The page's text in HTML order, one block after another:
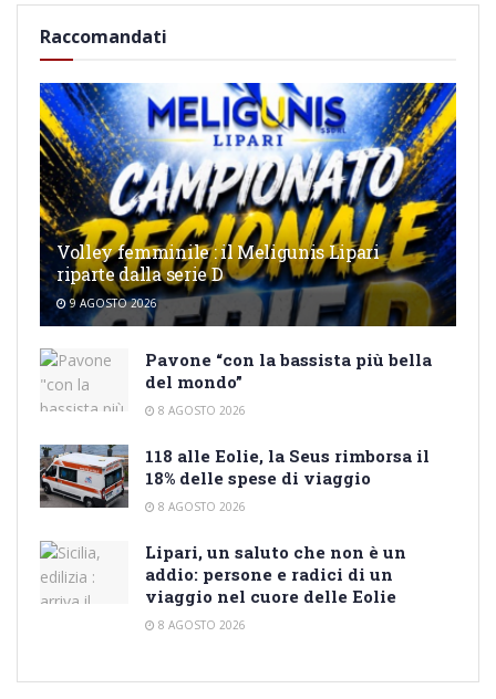
Raccomandati
Volley femminile : il Meligunis Lipari
riparte dalla serie D
9 AGOSTO 2026
Pavone “con la bassista più bella
del mondo”
8 AGOSTO 2026
118 alle Eolie, la Seus rimborsa il
18% delle spese di viaggio
8 AGOSTO 2026
Lipari, un saluto che non è un
addio: persone e radici di un
viaggio nel cuore delle Eolie
8 AGOSTO 2026